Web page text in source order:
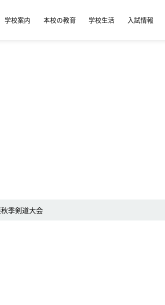
学校案内 本校の教育 学校生活 入試情報
季剣道大会